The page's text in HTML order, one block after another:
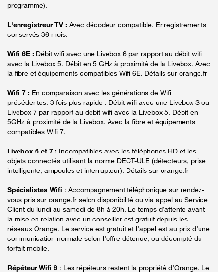
programme).
L'enregistreur TV : Avec décodeur compatible. Enregistrements
conservés 36 mois.
Wifi 6E : Débit wifi avec une Livebox 6 par rapport au débit wifi
avec la Livebox 5. Débit en 5 GHz à proximité de la Livebox. Avec
la fibre et équipements compatibles Wifi 6E. Détails sur orange.fr
Wifi 7 : En comparaison avec les générations de Wifi
précédentes. 3 fois plus rapide : Débit wifi avec une Livebox S ou
Livebox 7 par rapport au débit wifi avec la Livebox 5. Débit en
5GHz à proximité de la Livebox. Avec la fibre et équipements
compatibles Wifi 7.
Livebox 6 et 7 : Incompatibles avec les téléphones HD et les
objets connectés utilisant la norme DECT-ULE (détecteurs, prise
intelligente, ampoules et interrupteur). Détails sur orange.fr
Spécialistes Wifi : Accompagnement téléphonique sur rendez-
vous pris sur orange.fr selon disponibilité ou via appel au Service
Client du lundi au samedi de 8h à 20h. Le temps d’attente avant
la mise en relation avec un conseiller est gratuit depuis les
réseaux Orange. Le service est gratuit et l’appel est au prix d’une
communication normale selon l’offre détenue, ou décompté du
forfait mobile.
Répéteur Wifi 6 : Les répéteurs restent la propriété d’Orange. Le